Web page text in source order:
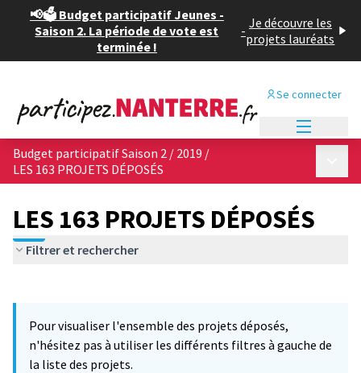
📢🗳️ Budget participatif Jeunes -
Saison 2. La période de vote est
terminée !
- Je découvre les
projets lauréats
Se connecter
Budget participatif Saison 2 / 2019 /
LES 163 PROJETS DÉPOSÉS
LES 163 PROJETS DÉPOSÉS
Filtrer et rechercher
−
Pour visualiser l'ensemble des projets déposés,
n'hésitez pas à utiliser les différents filtres à gauche de
la liste des projets.